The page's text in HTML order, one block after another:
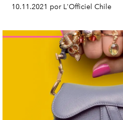
10.11.2021 por L'Officiel Chile